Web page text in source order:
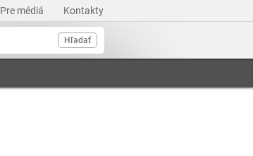
Pre médiá Kontakty
Hľadať